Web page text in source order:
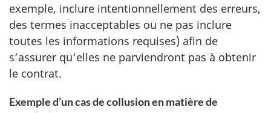
exemple, inclure intentionnellement des erreurs,
des termes inacceptables ou ne pas inclure
toutes les informations requises) afin de
s’assurer qu’elles ne parviendront pas à obtenir
le contrat.
Exemple d’un cas de collusion en matière de